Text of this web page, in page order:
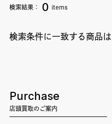
検索結果： 0 items
検索条件に一致する商品
Purchase
店頭買取のご案内